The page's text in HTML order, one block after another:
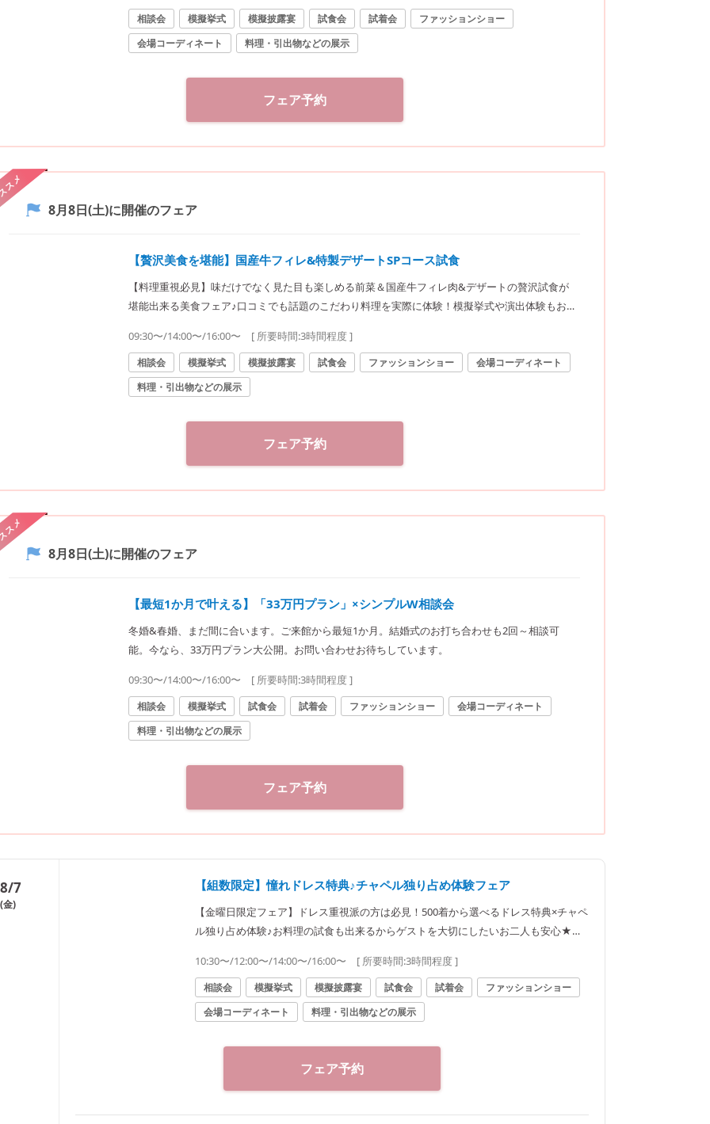
相談会 模擬挙式 模擬披露宴 試食会 試着会
ファッションショー
会場コーディネート
料理・引出物などの展示
フェア予約
メ
8月8日(土)に開催のフェア
【贅沢美食を堪能】国産牛フィレ&特製デザートSPコース試食
【料理重視必見】味だけでなく見た目も楽しめる前菜＆国産牛フィレ肉&デザートの贅沢試食が
堪能出来る美食フェア♪口コミでも話題のこだわり料理を実際に体験！模擬挙式や演出体験もお
09:30〜/14:00〜/16:00〜 [ 所要時間:3時間程度]
相談会 模擬挙式 模擬披露宴 試食会 ファッションショー
会場コーディネート
料理・引出物などの展示
フェア予約
メ
8月8日(土)に開催のフェア
【最短1か月で叶える】「33万円プラン」×シンプルW相談会
冬婚&春婚、まだ間に合います。ご来館から最短1か月。結婚式のお打ち合わせも2回～相談可
能。今なら、33万円プラン大公開。お問い合わせお待ちしています。
09:30〜/14:00〜/16:00〜 [ 所要時間:3時間程度]
相談会 模擬挙式 試食会 試着会 ファッションショー
会場コーディネート
料理・引出物などの展示
フェア予約
8/7
(金)
【組数限定】憧れドレス特典♪チャペル独り占め体験フェア
【金曜日限定フェア】ドレス重視派の方は必見！500着から選べるドレス特典×チャペ
ル独り占め体験♪お料理の試食も出来るからゲストを大切にしたいお二人も安心★人
10:30〜/12:00〜/14:00〜/16:00〜 [ 所要時間:3時間程度]
相談会 模擬挙式 模擬披露宴 試食会 試着会
ファッションショー
会場コーディネート
料理・引出物などの展示
フェア予約